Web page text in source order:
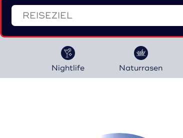
Nightlife Naturrasen